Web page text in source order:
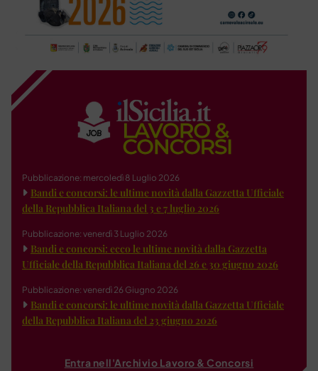
Pubblicazione: mercoledì 8 Luglio 2026
Bandi e concorsi: le ultime novità dalla Gazzetta Ufficiale
della Repubblica Italiana del 3 e 7 luglio 2026
Pubblicazione: venerdì 3 Luglio 2026
Bandi e concorsi: ecco le ultime novità dalla Gazzetta
Ufficiale della Repubblica Italiana del 26 e 30 giugno 2026
Pubblicazione: venerdì 26 Giugno 2026
Bandi e concorsi: le ultime novità dalla Gazzetta Ufficiale
della Repubblica Italiana del 23 giugno 2026
Entra nell'Archivio Lavoro & Concorsi